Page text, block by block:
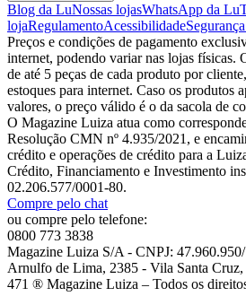
Blog da LuNossas lojasWhatsApp da Lu
lojaRegulamentoAcessibilidade
Preços e condições de pagamento
internet, podendo variar nas lojas físicas.
de até 5 peças de cada produto por
estoques para internet. Caso os produtos
valores, o preço válido é o da sacola de
O Magazine Luiza atua como
Resolução CMN nº 4.935/2021, e
crédito e operações de crédito para a
Crédito, Financiamento e Investimento
02.206.577/0001-80.
Compre pelo chat
ou compre pelo telefone:
0800 773 3838
Magazine Luiza S/A - CNPJ:
Arnulfo de Lima, 2385 - Vila Santa Cruz,
471 ® Magazine Luiza – Todos os